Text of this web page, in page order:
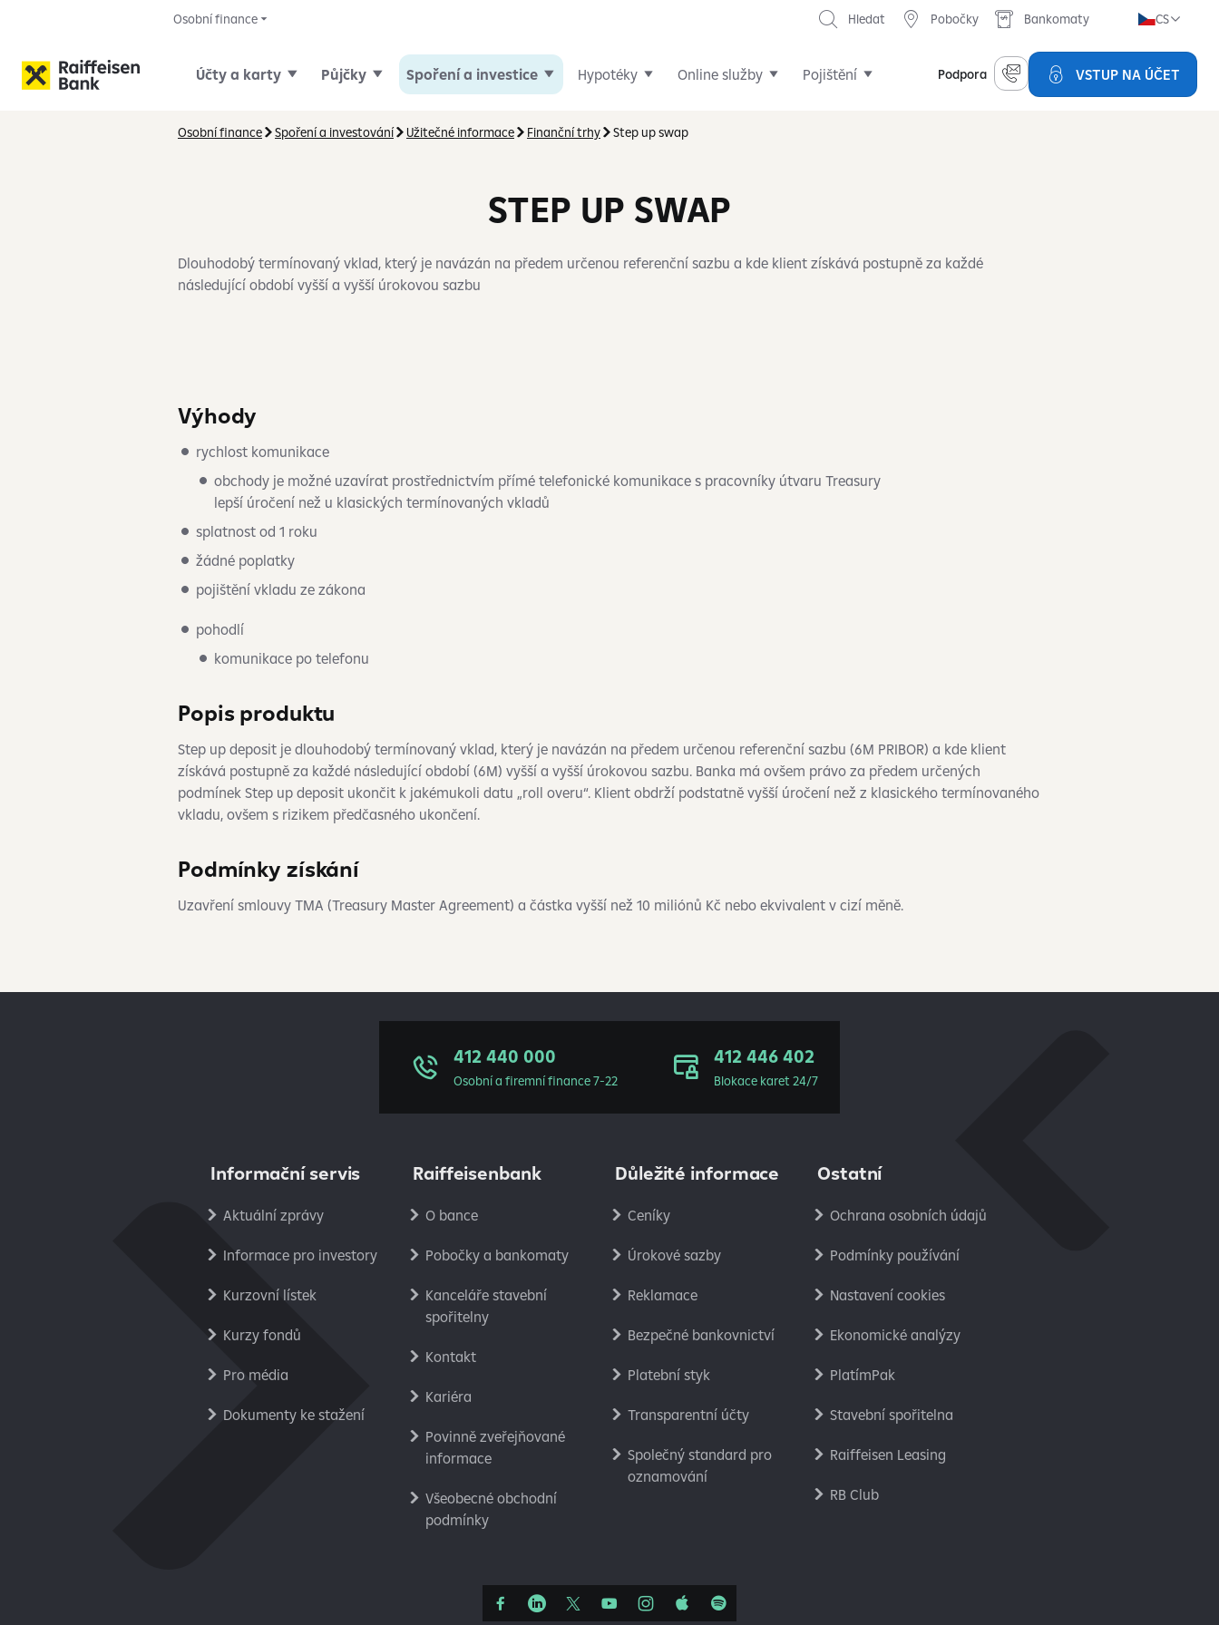
Účty a karty Půjčky Spoření a investice Hypotéky Online služby Pojištění Podpora VSTUP NA ÚČET
Osobní finance CS
Hledat Pobočky Bankomaty
Osobní finance Spoření a investování Užitečné informace Finanční trhy Step up swap
STEP UP SWAP
Dlouhodobý termínovaný vklad, který je navázán na předem určenou referenční sazbu a kde klient získává postupně za každé
následující období vyšší a vyšší úrokovou sazbu
Výhody
rychlost komunikace
obchody je možné uzavírat prostřednictvím přímé telefonické komunikace s pracovníky útvaru Treasury
lepší úročení než u klasických termínovaných vkladů
splatnost od 1 roku
žádné poplatky
pojištění vkladu ze zákona
pohodlí
komunikace po telefonu
Popis produktu
Step up deposit je dlouhodobý termínovaný vklad, který je navázán na předem určenou referenční sazbu (6M PRIBOR) a kde klient
získává postupně za každé následující období (6M) vyšší a vyšší úrokovou sazbu. Banka má ovšem právo za předem určených
podmínek Step up deposit ukončit k jakémukoli datu „roll overu“. Klient obdrží podstatně vyšší úročení než z klasického termínovaného
vkladu, ovšem s rizikem předčasného ukončení.
Podmínky získání
Uzavření smlouvy TMA (Treasury Master Agreement) a částka vyšší než 10 miliónů Kč nebo ekvivalent v cizí měně.
412 440 000
Osobní a firemní finance 7-22
412 446 402
Blokace karet 24/7
Informační servis
Aktuální zprávy
Informace pro investory
Kurzovní lístek
Kurzy fondů
Pro média
Dokumenty ke stažení
Raiffeisenbank
O bance
Pobočky a bankomaty
Kanceláře stavební
spořitelny
Kontakt
Kariéra
Povinně zveřejňované
informace
Všeobecné obchodní
podmínky
Důležité informace
Ceníky
Úrokové sazby
Reklamace
Bezpečné bankovnictví
Platební styk
Transparentní účty
Společný standard pro
oznamování
Ostatní
Ochrana osobních údajů
Podmínky používání
Nastavení cookies
Ekonomické analýzy
PlatímPak
Stavební spořitelna
Raiffeisen Leasing
RB Club